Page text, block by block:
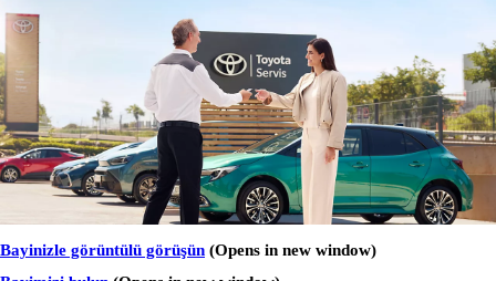
Bayinizle görüntülü görüşün (Opens in new window)